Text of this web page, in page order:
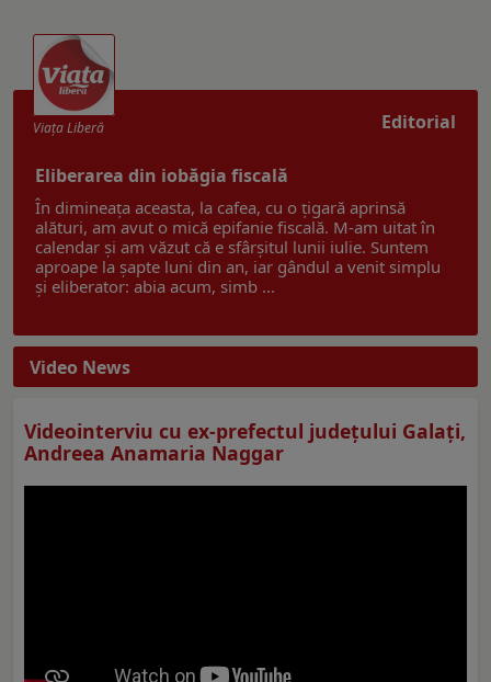
Editorial
Viaţa Liberă
Eliberarea din iobăgia fiscală
În dimineața aceasta, la cafea, cu o țigară aprinsă
alături, am avut o mică epifanie fiscală. M-am uitat în
calendar și am văzut că e sfârșitul lunii iulie. Suntem
aproape la șapte luni din an, iar gândul a venit simplu
și eliberator: abia acum, simb ...
Video News
Videointerviu cu ex-prefectul judeţului Galaţi,
Andreea Anamaria Naggar